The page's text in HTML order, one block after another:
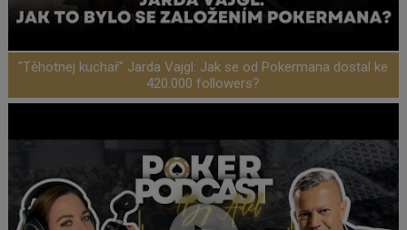
"Těhotnej kuchař" Jarda Vajgl: Jak se od Pokermana dostal ke
420.000 followers?